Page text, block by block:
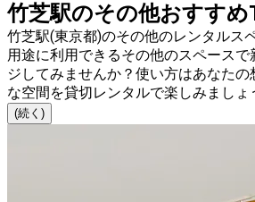
竹芝駅のその他おすすめ
竹芝駅(東京都)のその他のレンタルス
用途に利用できるその他のスペース
ジしてみませんか？使い方はあなたの
な空間を貸切レンタルで楽しみましょ
(続く)